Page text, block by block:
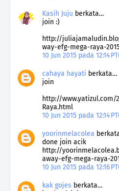
Kasih Juju berkata…
join :)
http://
way-efg-mega-raya-
10 Jun 2015 pada 12:14
cahaya hayati berkata…
join
http://www.yatizul.com/
Raya.html
10 Jun 2015 pada 12:14
yoorinmelacolea
done join acik
http://
away-efg-mega-raya-
10 Jun 2015 pada 12:16
kak gojes berkata…